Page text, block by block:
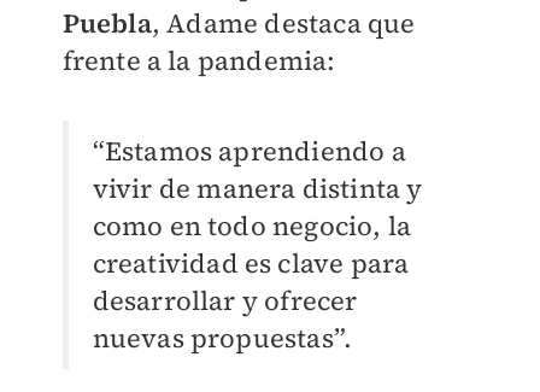
Puebla, Adame destaca que
frente a la pandemia:
“Estamos aprendiendo a
vivir de manera distinta y
como en todo negocio, la
creatividad es clave para
desarrollar y ofrecer
nuevas propuestas”.